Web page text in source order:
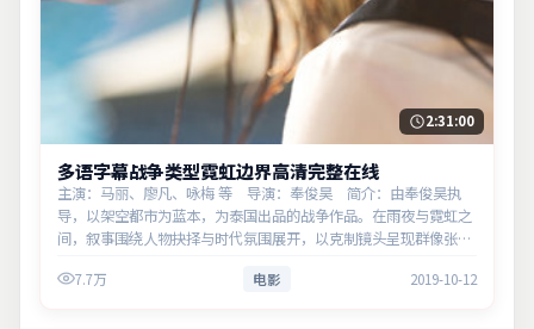
2:31:00
多语字幕战争类型霓虹边界高清完整在线
主演：马丽、廖凡、咏梅 等 导演：奉俊昊 简介：由奉俊昊执
导，以架空都市为蓝本，为泰国出品的战争作品。在雨夜与霓虹之
间，叙事围绕人物抉择与时代氛围展开，以克制镜头呈现群像张
7.7万 电影 2019-10-12